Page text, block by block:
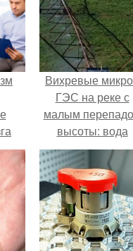
Вихревые
ГЭС на реке с
малым
высоты: вода
закручивается
бетонной камере и
вращает
вертикальную
турбину.